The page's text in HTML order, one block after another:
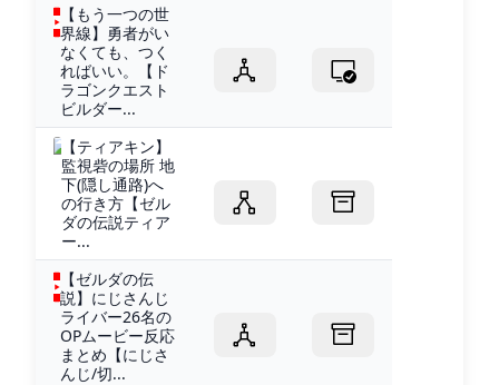
【もう一つの世
界線】勇者がい
なくても、つく
ればいい。【ド
ラゴンクエスト
ビルダー...
【ティアキン】
監視砦の場所 地
下(隠し通路)へ
の行き方【ゼル
ダの伝説ティア
ー...
【ゼルダの伝
説】にじさんじ
ライバー26名の
OPムービー反応
まとめ【にじさ
んじ/切...